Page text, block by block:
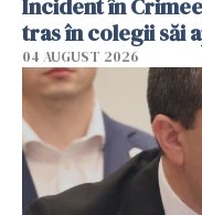
tras în colegii săi
04 AUGUST 2026